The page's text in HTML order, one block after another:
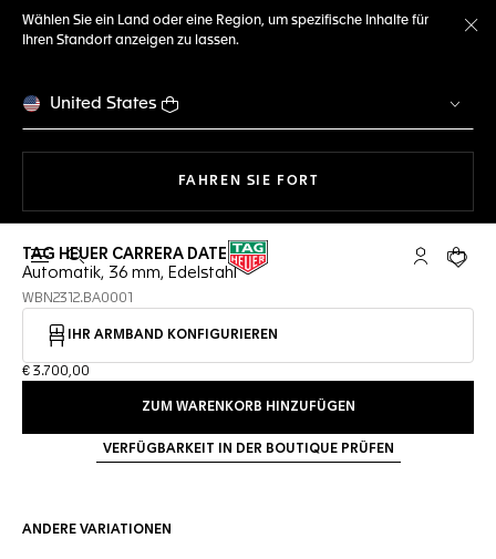
Wählen Sie ein Land oder eine Region, um spezifische Inhalte für
Ihren Standort anzeigen zu lassen.
United States
FAHREN SIE FORTMIT DER NAVIGATION
Suche öffnen My TAG
Ihr
TAG HEUER CARRERA DATE
Automatik, 36 mm, Edelstahl
WBN2312.BA0001
IHR ARMBAND KONFIGURIEREN
€ 3.700,00
ZUM WARENKORB HINZUFÜGEN
VERFÜGBARKEIT IN DER BOUTIQUE PRÜFEN
ANDERE VARIATIONEN